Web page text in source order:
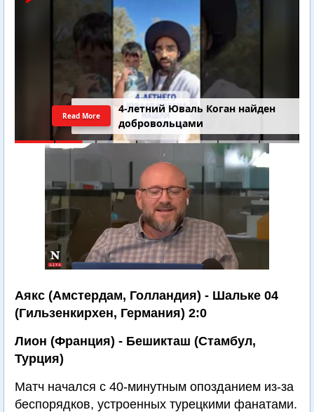
4-летний Юваль Коган найден
добровольцами
Read More
Аякс (Амстердам, Голландия) - Шальке 04
(Гильзенкирхен, Германия) 2:0
Лион (Франция) - Бешикташ (Стамбул,
Турция)
Матч начался с 40-минутным опозданием из-за
беспорядков, устроенных турецкими фанатами.